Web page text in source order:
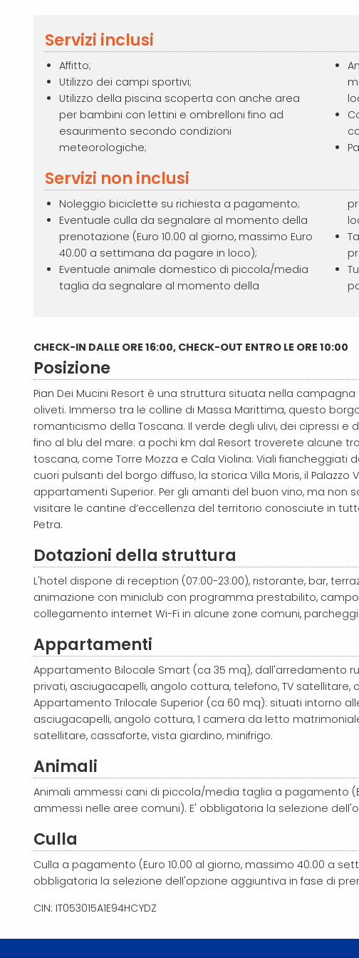
Servizi inclusi
Affitto;
Utilizzo dei campi sportivi;
Utilizzo della piscina scoperta con anche area
per bambini con lettini e ombrelloni fino ad
esaurimento secondo condizioni
meteorologiche;
Servizi non inclusi
Noleggio biciclette su richiesta a pagamento;
Eventuale culla da segnalare al momento della
prenotazione (Euro 10.00 al giorno, massimo Euro
40.00 a settimana da pagare in loco);
Eventuale animale domestico di piccola/media
taglia da segnalare al momento della
CHECK-IN DALLE ORE 16:00, CHECK-OUT ENTRO LE ORE 10:00
Posizione
Pian Dei Mucini Resort è una struttura situata nella
oliveti. Immerso tra le colline di Massa Marittima, questo
romanticismo della Toscana. Il verde degli ulivi, dei cipressi
fino al blu del mare: a pochi km dal Resort troverete alcune
toscana, come Torre Mozza e Cala Violina. Viali
cuori pulsanti del borgo diffuso, la storica Villa Moris, il Palazzo
appartamenti Superior. Per gli amanti del buon vino, ma non
visitare le cantine d’eccellenza del territorio conosciute in
Petra.
Dotazioni della struttura
L'hotel dispone di reception (07:00-23:00), ristorante, bar,
animazione con miniclub con programma prestabilito,
collegamento internet Wi-Fi in alcune zone comuni,
Appartamenti
Appartamento Bilocale Smart (ca 35 mq), dall'arredamento
privati, asciugacapelli, angolo cottura, telefono, TV satellitare,
Appartamento Trilocale Superior (ca 60 mq): situati intorno
asciugacapelli, angolo cottura, 1 camera da letto
satellitare, cassaforte, vista giardino, minifrigo.
Animali
Animali ammessi cani di piccola/media taglia a pagamento
ammessi nelle aree comuni). E' obbligatoria la selezione
Culla
Culla a pagamento (Euro 10.00 al giorno, massimo 40.00 a
obbligatoria la selezione dell'opzione aggiuntiva in fase di
CIN: IT053015A1E94HCYDZ